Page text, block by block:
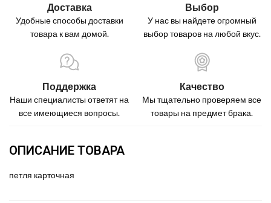
Доставка
Удобные способы доставки
товара к вам домой.
Выбор
У нас вы найдете огромный
выбор товаров на любой вкус.
Поддержка
Наши специалисты ответят на
все имеющиеся вопросы.
Качество
Мы тщательно проверяем все
товары на предмет брака.
ОПИСАНИЕ ТОВАРА
петля карточная